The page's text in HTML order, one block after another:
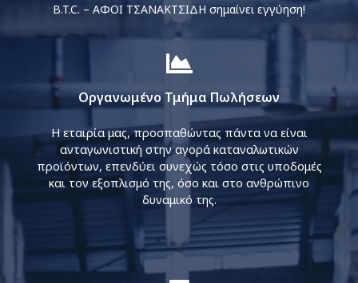
B.T.C. – ΑΦΟΙ ΤΣΑΝΑΚΤΣΙΔΗ σημαίνει εγγύηση!
Οργανωμένο Τμήμα Πωλήσεων
Η εταιρία μας, προσπαθώντας πάντα να είναι
ανταγωνιστική στην αγορά καταναλωτικών
προϊόντων, επενδύει συνεχώς τόσο στις υποδομές
και τον εξοπλισμό της, όσο και στο ανθρώπινο
δυναμικό της.